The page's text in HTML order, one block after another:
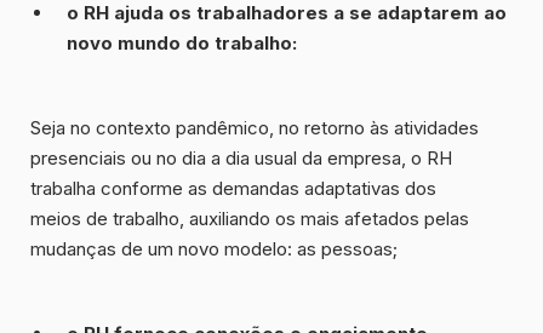
o RH ajuda os trabalhadores a se adaptarem ao
novo mundo do trabalho:
Seja no contexto pandêmico, no retorno às atividades
presenciais ou no dia a dia usual da empresa, o RH
trabalha conforme as demandas adaptativas dos
meios de trabalho, auxiliando os mais afetados pelas
mudanças de um novo modelo: as pessoas;